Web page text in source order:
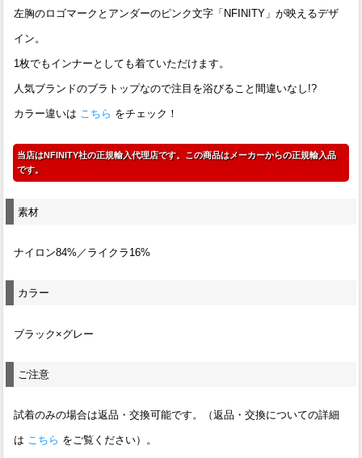
左胸のロゴマークとアンダーのピンク文字「NFINITY」が映えるデザ
イン。
1枚でもインナーとしても着ていただけます。
人気ブランドのブラトップなので注目を浴びること間違いなし!?
カラー違いは こちら をチェック！
当店はNFINITY社の正規輸入代理店です。この商品はメーカーからの正規輸入品
です。
素材
ナイロン84%／ライクラ16%
カラー
ブラック×グレー
ご注意
試着のみの場合は返品・交換可能です。（返品・交換についての詳細
は こちら をご覧ください）。